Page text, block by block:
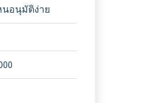
นอนุมัติง่าย